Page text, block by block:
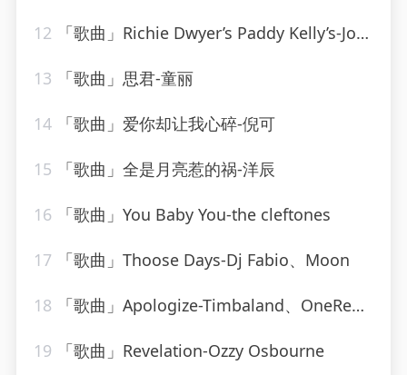
12 「歌曲」Richie Dwyer’s Paddy Kelly’s-Joe Burke
13 「歌曲」思君-童丽
14 「歌曲」爱你却让我心碎-倪可
15 「歌曲」全是月亮惹的祸-洋辰
16 「歌曲」You Baby You-the cleftones
17 「歌曲」Thoose Days-Dj Fabio、Moon
18 「歌曲」Apologize-Timbaland、OneRepublic
19 「歌曲」Revelation-Ozzy Osbourne